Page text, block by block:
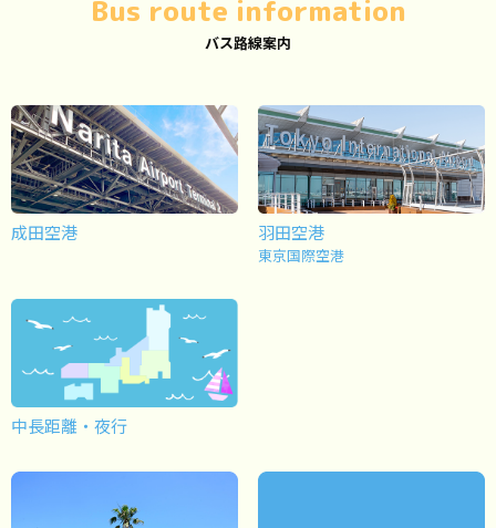
Bus route information
バス路線案内
成田空港 羽田空港
東京国際空港
中長距離・夜行